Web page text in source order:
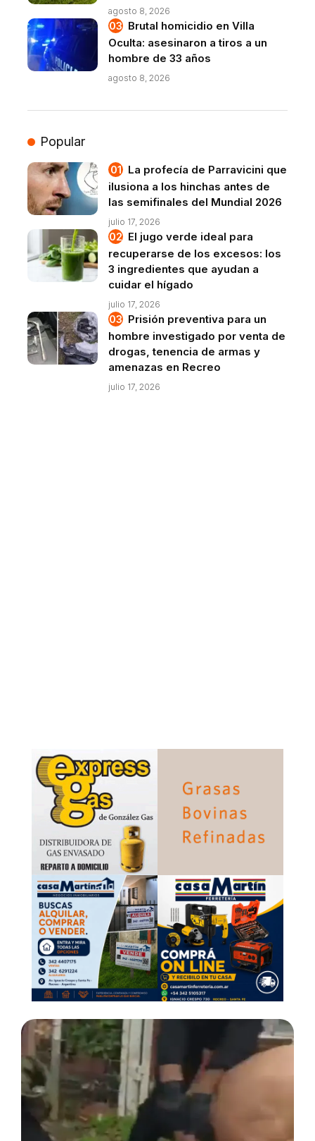
agosto 8, 2026
Brutal homicidio en Villa
Oculta: asesinaron a tiros a un
hombre de 33 años
agosto 8, 2026
Popular
La profecía de Parravicini que
ilusiona a los hinchas antes de
las semifinales del Mundial 2026
julio 17, 2026
El jugo verde ideal para
recuperarse de los excesos: los
3 ingredientes que ayudan a
cuidar el hígado
julio 17, 2026
Prisión preventiva para un
hombre investigado por venta de
drogas, tenencia de armas y
amenazas en Recreo
julio 17, 2026